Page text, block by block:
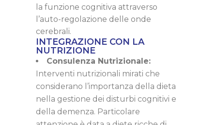
la funzione cognitiva attraverso
l’auto-regolazione delle onde
cerebrali.
INTEGRAZIONE CON LA
NUTRIZIONE
Consulenza Nutrizionale:
Interventi nutrizionali mirati che
considerano l’importanza della dieta
nella gestione dei disturbi cognitivi e
della demenza. Particolare